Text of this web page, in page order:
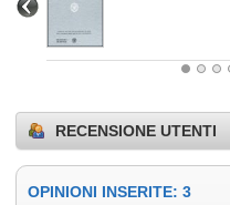
RECENSIONE UTENTI
OPINIONI INSERITE: 3